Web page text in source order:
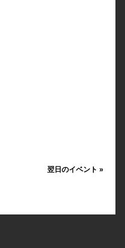
翌日のイベント»